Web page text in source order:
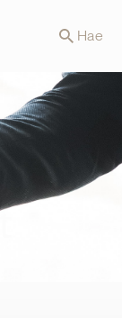
Hae